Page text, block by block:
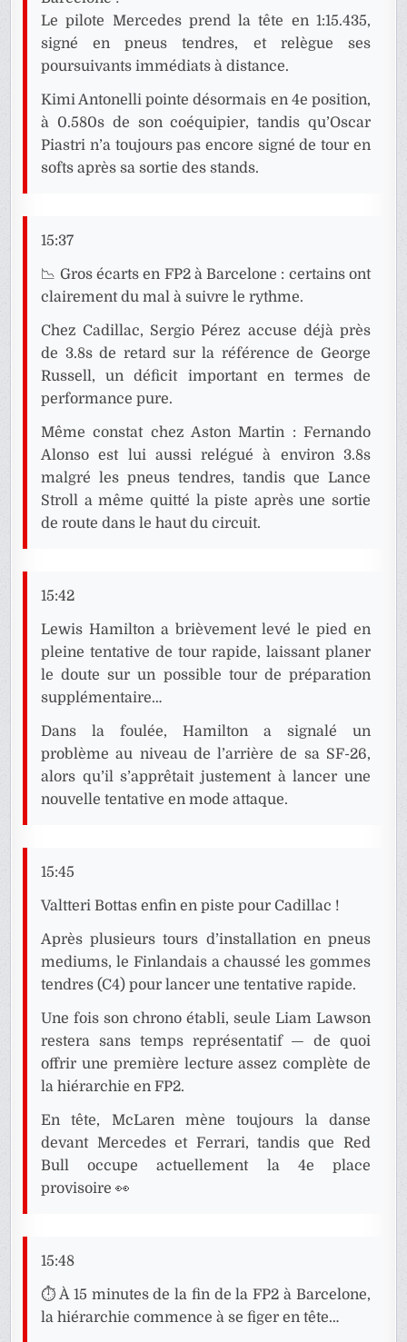
Le pilote Mercedes prend la tête en 1:15.435,
signé en pneus tendres, et relègue ses
poursuivants immédiats à distance.
Kimi Antonelli pointe désormais en 4e position,
à 0.580s de son coéquipier, tandis qu’Oscar
Piastri n’a toujours pas encore signé de tour en
softs après sa sortie des stands.
15:37
📉 Gros écarts en FP2 à Barcelone : certains ont
clairement du mal à suivre le rythme.
Chez Cadillac, Sergio Pérez accuse déjà près
de 3.8s de retard sur la référence de George
Russell, un déficit important en termes de
performance pure.
Même constat chez Aston Martin : Fernando
Alonso est lui aussi relégué à environ 3.8s
malgré les pneus tendres, tandis que Lance
Stroll a même quitté la piste après une sortie
de route dans le haut du circuit.
15:42
Lewis Hamilton a brièvement levé le pied en
pleine tentative de tour rapide, laissant planer
le doute sur un possible tour de préparation
supplémentaire…
Dans la foulée, Hamilton a signalé un
problème au niveau de l’arrière de sa SF-26,
alors qu’il s’apprêtait justement à lancer une
nouvelle tentative en mode attaque.
15:45
Valtteri Bottas enfin en piste pour Cadillac !
Après plusieurs tours d’installation en pneus
mediums, le Finlandais a chaussé les gommes
tendres (C4) pour lancer une tentative rapide.
Une fois son chrono établi, seule Liam Lawson
restera sans temps représentatif — de quoi
offrir une première lecture assez complète de
la hiérarchie en FP2.
En tête, McLaren mène toujours la danse
devant Mercedes et Ferrari, tandis que Red
Bull occupe actuellement la 4e place
provisoire 👀
15:48
⏱️ À 15 minutes de la fin de la FP2 à Barcelone,
la hiérarchie commence à se figer en tête…